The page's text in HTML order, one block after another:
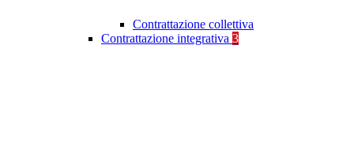
Contrattazione collettiva
Contrattazione integrativa 3